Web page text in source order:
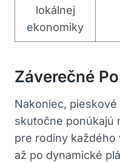
lokálnej
ekonomiky
Záverečné
Nakoniec,
skutočne ponúkajú
pre rodiny každého
až po dynamické